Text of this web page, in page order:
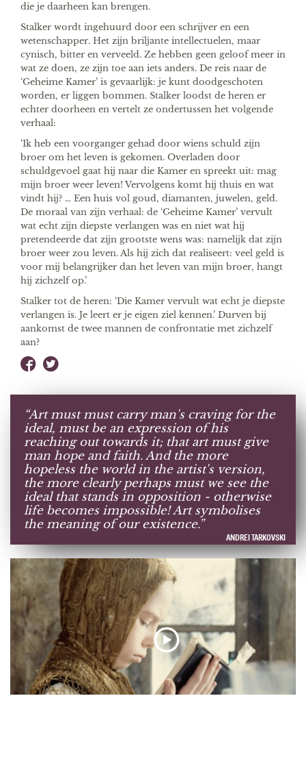
die je daarheen kan brengen.
Stalker wordt ingehuurd door een schrijver en een
wetenschapper. Het zijn briljante intellectuelen, maar
cynisch, bitter en verveeld. Ze hebben geen geloof meer in
wat ze doen, ze zijn toe aan iets anders. De reis naar de
‘Geheime Kamer’ is gevaarlijk: je kunt doodgeschoten
worden, er liggen bommen. Stalker loodst de heren er
echter doorheen en vertelt ze ondertussen het volgende
verhaal:
‘Ik heb een voorganger gehad door wiens schuld zijn
broer om het leven is gekomen. Overladen door
schuldgevoel gaat hij naar die Kamer en spreekt uit: mag
mijn broer weer leven! Vervolgens komt hij thuis en wat
vindt hij? … Een huis vol goud, diamanten, juwelen, geld.
De moraal van zijn verhaal: de ‘Geheime Kamer’ vervult
wat echt zijn diepste verlangen was en niet wat hij
pretendeerde dat zijn grootste wens was: namelijk dat zijn
broer weer zou leven. Als hij zich dat realiseert: veel geld is
voor mij belangrijker dan het leven van mijn broer, hangt
hij zichzelf op.’
Stalker tot de heren: ‘Die Kamer vervult wat echt je diepste
verlangen is. Je leert er je eigen ziel kennen.’ Durven bij
aankomst de twee mannen de confrontatie met zichzelf
aan?
“Art must must carry man's craving for the
ideal, must be an expression of his
reaching out towards it; that art must give
man hope and faith. And the more
hopeless the world in the artist's version,
the more clearly perhaps must we see the
ideal that stands in opposition - otherwise
life becomes impossible! Art symbolises
the meaning of our existence.”
ANDREI TARKOVSKI